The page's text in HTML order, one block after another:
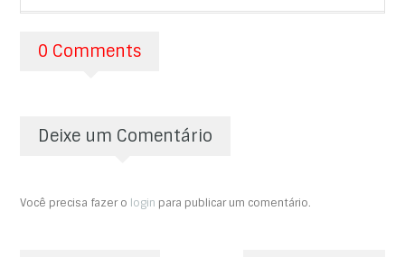
0 Comments
Deixe um Comentário
Você precisa fazer o login para publicar um comentário.